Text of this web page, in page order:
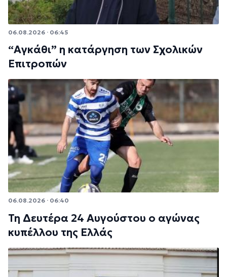
06.08.2026 · 06:45
“Αγκάθι” η κατάργηση των Σχολικών
Επιτροπών
06.08.2026 · 06:40
Τη Δευτέρα 24 Αυγούστου ο αγώνας
κυπέλλου της Ελλάς